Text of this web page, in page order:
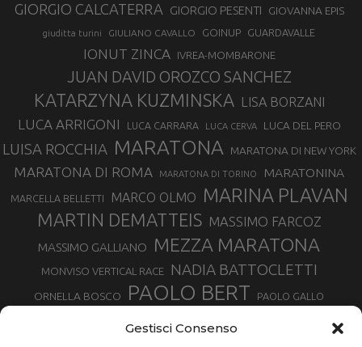
Gestisci Consenso
GIORGIO CALCATERRA GIORGIO PESENTI GIOVANNA EPIS
giuditta turini GIULIANO CAVALLO GOINUP GUARDAVALLE
IONUT ZINCA IVREA-MOMBARONE
JUAN DAVID OROZCO SANCHEZ
KATARZYNA KUZMINSKA LISA BORZANI
LUCA ARRIGONI LUCA CARRARA LUCA CERVA LUCA DEL PERO
LUISA ROCCHIA MARATONA MARATONA DI NEW YORK
MARATONA DI ROMA MARATONA DI TORINO MARATONINA
MARCELLA BELLETTI MARCO OLMO MARINA PLAVAN
MARTIN DEMATTEIS MASSIMO FARCOZ
MASSIMO GALLIANO MEZZA MARATONA
MONVISO VERTICAL RACE NADIA BATTOCLETTI
ORNELLA BOSCO PAOLO BERT PAOLO GALLO